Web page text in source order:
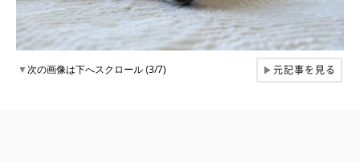
▼次の画像は下へスクロール (3/7) ▶元記事を見る